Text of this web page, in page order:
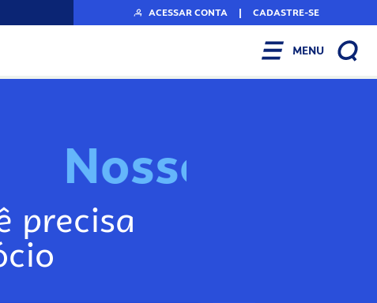
ACESSAR CONTA | CADASTRE-SE
MENU
Nosso
precisa